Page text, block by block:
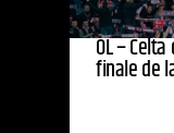
OL –
finale de